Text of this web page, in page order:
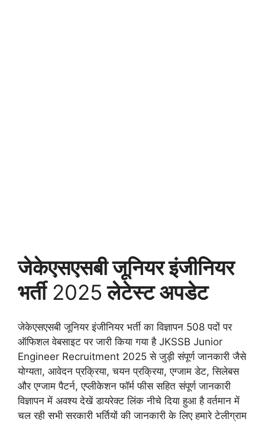
जेकेएसएसबी जूनियर इंजीनियर
भर्ती2025 लेटेस्ट अपडेट
जेकेएसएसबी जूनियर इंजीनियर भर्ती का विज्ञापन 508 पदों पर
ऑफिशल वेबसाइट पर जारी किया गया है JKSSB Junior
Engineer Recruitment 2025 से जुड़ी संपूर्ण जानकारी जैसे
योग्यता, आवेदन प्रक्रिया, चयन प्रक्रिया, एग्जाम डेट, सिलेबस
और एग्जाम पैटर्न, एप्लीकेशन फॉर्म फीस सहित संपूर्ण जानकारी
विज्ञापन में अवश्य देखें डायरेक्ट लिंक नीचे दिया हुआ है वर्तमान में
चल रही सभी सरकारी भर्तियों की जानकारी के लिए हमारे टेलीग्राम